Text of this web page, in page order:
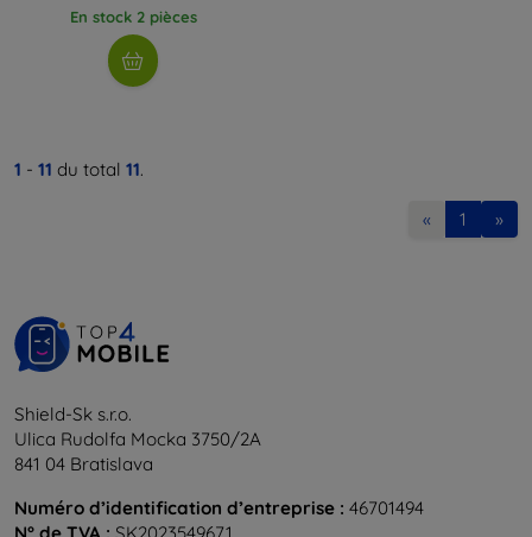
En stock 2 pièces
1 - 11 du total 11.
« 1 »
Shield-Sk s.r.o.
Ulica Rudolfa Mocka 3750/2A
841 04 Bratislava
Numéro d’identification d’entreprise : 46701494
N° de TVA : SK2023549671